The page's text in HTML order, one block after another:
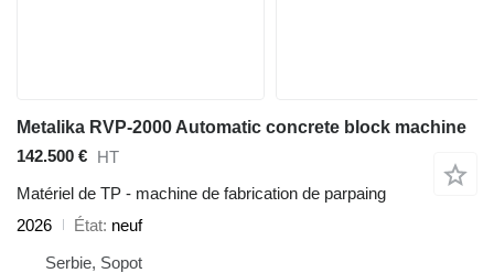
Metalika RVP-2000 Automatic concrete block machine
142.500 € HT
Matériel de TP - machine de fabrication de parpaing
2026
État neuf
Serbie, Sopot